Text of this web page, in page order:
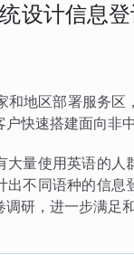
设计信息
和地区部署服务
快速搭建面向非
大量使用英语的
出不同语种的信
研，进一步满足